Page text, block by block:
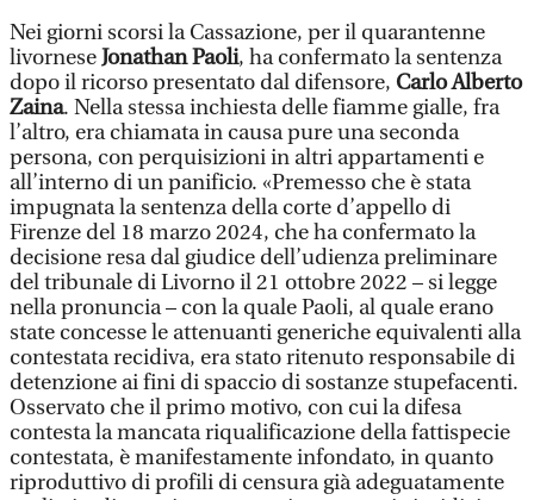
Nei giorni scorsi la Cassazione, per il quarantenne
livorneseJonathan Paoli, ha confermato la sentenza
dopo il ricorso presentato dal difensore, Carlo Alberto
Zaina. Nella stessa inchiesta delle fiamme gialle, fra
l’altro, era chiamata in causa pure una seconda
persona, con perquisizioni in altri appartamenti e
all’interno di un panificio. «Premesso che è stata
impugnata la sentenza della corte d’appello di
Firenze del 18 marzo 2024, che ha confermato la
decisione resa dal giudice dell’udienza preliminare
del tribunale di Livorno il 21 ottobre 2022 – si legge
nella pronuncia – con la quale Paoli, al quale erano
state concesse le attenuanti generiche equivalenti alla
contestata recidiva, era stato ritenuto responsabile di
detenzione ai fini di spaccio di sostanze stupefacenti.
Osservato che il primo motivo, con cui la difesa
contesta la mancata riqualificazione della fattispecie
contestata, è manifestamente infondato, in quanto
riproduttivo di profili di censura già adeguatamente